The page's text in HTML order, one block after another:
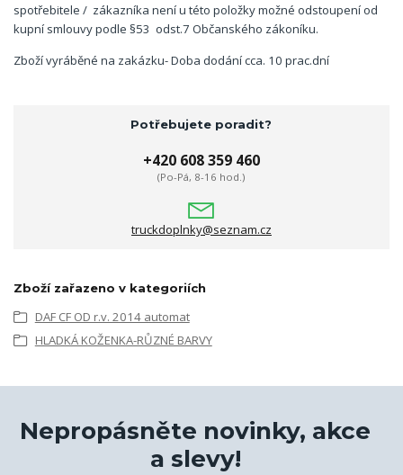
spotřebitele / zákazníka není u této položky možné odstoupení od
kupní smlouvy podle §53 odst.7 Občanského zákoníku.
Zboží vyráběné na zakázku- Doba dodání cca. 10 prac.dní
Potřebujete poradit?
+420 608 359 460
(Po-Pá, 8-16 hod.)
truckdoplnky@seznam.cz
Zboží zařazeno v kategoriích
DAF CF OD r.v. 2014 automat
HLADKÁ KOŽENKA-RŮZNÉ BARVY
Nepropásněte novinky, akce
a slevy!